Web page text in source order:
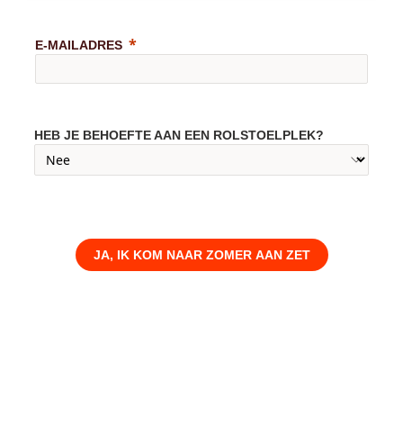
E-MAILADRES
HEB JE BEHOEFTE AAN EEN ROLSTOELPLEK?
JA, IK KOM NAAR ZOMER AAN ZET